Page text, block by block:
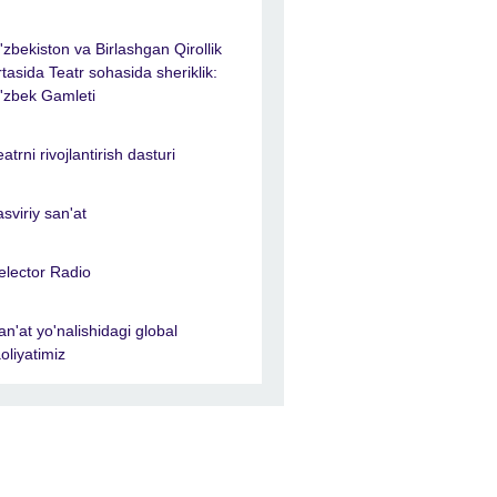
va Birlashgan Qirollik
Teatr sohasida sheriklik:
Gamleti
rivojlantirish dasturi
san'at
Radio
yo'nalishidagi global